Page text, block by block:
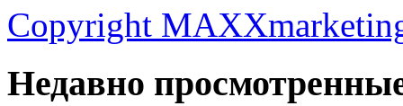
Copyright
Недавно